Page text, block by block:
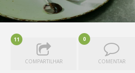
11
COMPARTILHAR
0
COMENTAR